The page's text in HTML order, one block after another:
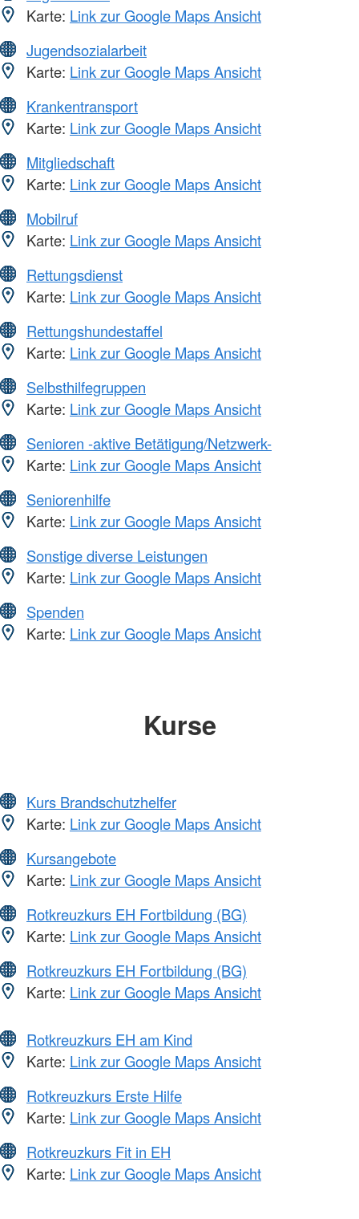
Karte: Link zur Google Maps Ansicht
Jugendsozialarbeit
Karte: Link zur Google Maps Ansicht
Krankentransport
Karte: Link zur Google Maps Ansicht
Mitgliedschaft
Karte: Link zur Google Maps Ansicht
Mobilruf
Karte: Link zur Google Maps Ansicht
Rettungsdienst
Karte: Link zur Google Maps Ansicht
Rettungshundestaffel
Karte: Link zur Google Maps Ansicht
Selbsthilfegruppen
Karte: Link zur Google Maps Ansicht
Senioren -aktive Betätigung/Netzwerk-
Karte: Link zur Google Maps Ansicht
Seniorenhilfe
Karte: Link zur Google Maps Ansicht
Sonstige diverse Leistungen
Karte: Link zur Google Maps Ansicht
Spenden
Karte: Link zur Google Maps Ansicht
Kurse
Kurs Brandschutzhelfer
Karte: Link zur Google Maps Ansicht
Kursangebote
Karte: Link zur Google Maps Ansicht
Rotkreuzkurs EH Fortbildung (BG)
Karte: Link zur Google Maps Ansicht
Rotkreuzkurs EH Fortbildung (BG)
Karte: Link zur Google Maps Ansicht
Rotkreuzkurs EH am Kind
Karte: Link zur Google Maps Ansicht
Rotkreuzkurs Erste Hilfe
Karte: Link zur Google Maps Ansicht
Rotkreuzkurs Fit in EH
Karte: Link zur Google Maps Ansicht